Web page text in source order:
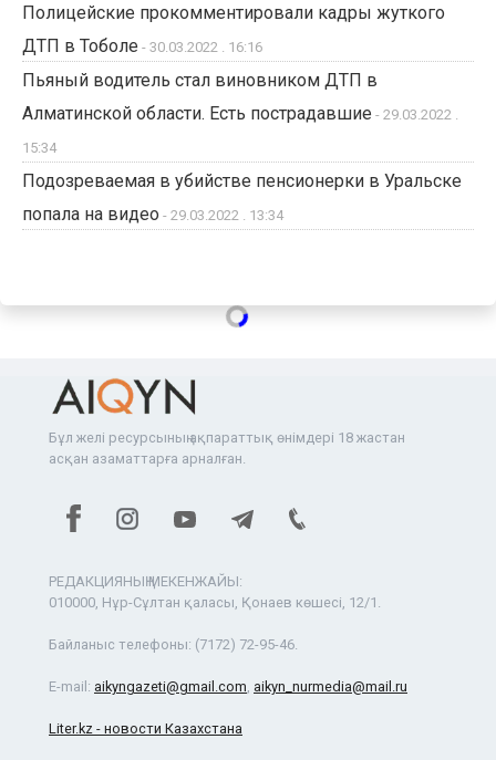
Полицейские прокомментировали кадры жуткого
ДТП в Тоболе - 30.03.2022 . 16:16
Пьяный водитель стал виновником ДТП в
Алматинской области. Есть пострадавшие - 29.03.2022 .
15:34
Подозреваемая в убийстве пенсионерки в Уральске
попала на видео - 29.03.2022 . 13:34
Бұл желі ресурсының ақпараттық өнімдері 18 жастан
асқан азаматтарға арналған.
РЕДАКЦИЯНЫҢ МЕКЕНЖАЙЫ:
010000, Нұр-Сұлтан қаласы, Қонаев көшесі, 12/1.
Байланыс телефоны: (7172) 72-95-46.
E-mail: aikyngazeti@gmail.com, aikyn_nurmedia@mail.ru
Liter.kz - новости Казахстана